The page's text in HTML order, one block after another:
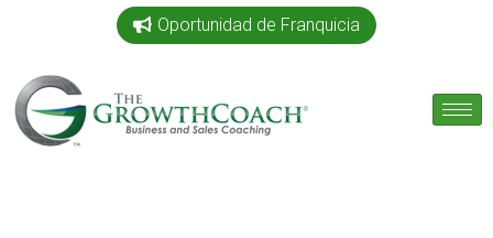
Oportunidad de Franquicia